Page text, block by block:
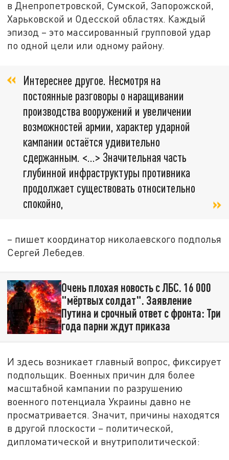
в Днепропетровской, Сумской, Запорожской,
Харьковской и Одесской областях. Каждый
эпизод – это массированный групповой удар
по одной цели или одному району.
Интереснее другое. Несмотря на
постоянные разговоры о наращивании
производства вооружений и увеличении
возможностей армии, характер ударной
кампании остаётся удивительно
сдержанным. <…> Значительная часть
глубинной инфраструктуры противника
продолжает существовать относительно
спокойно,
– пишет координатор николаевского подполья
Сергей Лебедев.
Очень плохая новость с ЛБС. 16 000
"мёртвых солдат". Заявление
Путина и срочный ответ с фронта: Три
года парни ждут приказа
И здесь возникает главный вопрос, фиксирует
подпольщик. Военных причин для более
масштабной кампании по разрушению
военного потенциала Украины давно не
просматривается. Значит, причины находятся
в другой плоскости – политической,
дипломатической и внутриполитической: